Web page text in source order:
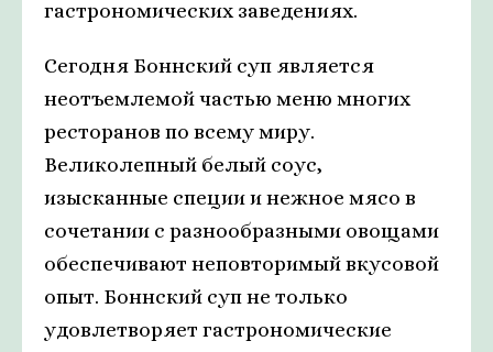
гастрономических заведениях.
Сегодня Боннский суп является
неотъемлемой частью меню многих
ресторанов по всему миру.
Великолепный белый соус,
изысканные специи и нежное мясо в
сочетании с разнообразными овощами
обеспечивают неповторимый вкусовой
опыт. Боннский суп не только
удовлетворяет гастрономические